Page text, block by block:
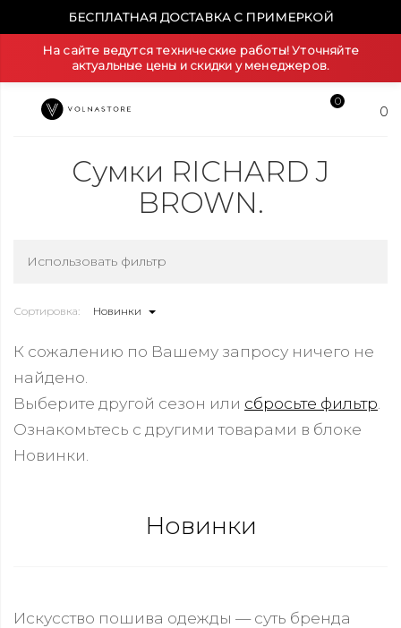
БЕСПЛАТНАЯ ДОСТАВКА С ПРИМЕРКОЙ
На сайте ведутся технические работы! Уточняйте
актуальные цены и скидки у менеджеров.
0
0
Сумки RICHARD J
BROWN.
Использовать фильтр
Сортировка: Новинки
К сожалению по Вашему запросу ничего не
найдено.
Выберите другой сезон или сбросьте фильтр
Ознакомьтесь с другими товарами в блоке
Новинки.
Новинки
Искусство пошива одежды — суть бренда